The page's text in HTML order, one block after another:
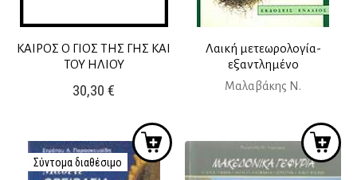
ΚΑΙΡΟΣ Ο ΓΙΟΣ ΤΗΣ ΓΗΣ ΚΑΙ
ΤΟΥ ΗΛΙΟΥ
30,30€
Λαική μετεωρολογία-
εξαντλημένο
Μαλαβάκης Ν.
Σύντομα διαθέσιμο